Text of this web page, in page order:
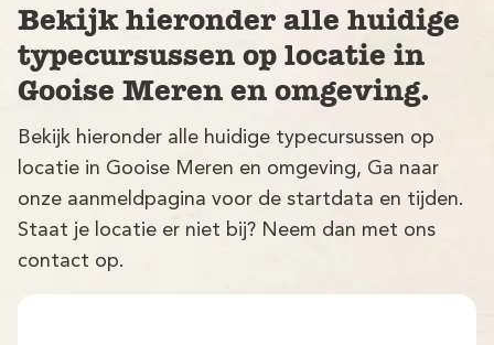
Bekijk hieronder alle huidige
typecursussen op locatie in
Gooise Meren en omgeving.
Bekijk hieronder alle huidige typecursussen op
locatie in Gooise Meren en omgeving, Ga naar
onze aanmeldpagina voor de startdata en tijden.
Staat je locatie er niet bij? Neem dan met ons
contact op.